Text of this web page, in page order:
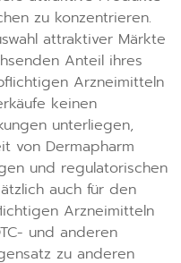
zu konzentrieren.
attraktiver Märkte
Anteil ihres
Arzneimitteln
keinen
unterliegen,
von Dermapharm
und regulatorischen
auch für den
Arzneimitteln
und anderen
zu anderen